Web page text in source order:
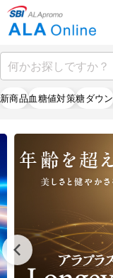
新商品血糖値対策糖ダウン